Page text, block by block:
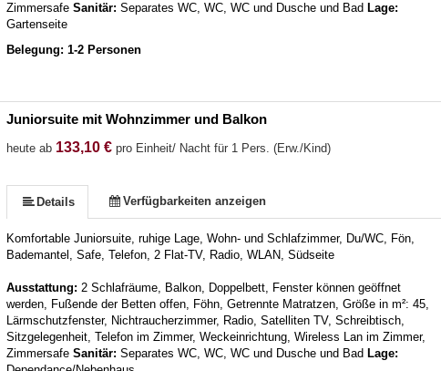
Zimmersafe Sanitär:Separates WC, WC, WC und Dusche und Bad Lage:
Gartenseite
Belegung: 1-2 Personen
Juniorsuite mit Wohnzimmer und Balkon
heute ab 133,10 € pro Einheit/ Nacht für 1 Pers. (Erw./Kind)
Details Verfügbarkeiten anzeigen
Komfortable Juniorsuite, ruhige Lage, Wohn- und Schlafzimmer, Du/WC, Fön,
Bademantel, Safe, Telefon, 2 Flat-TV, Radio, WLAN, Südseite
Ausstattung: 2 Schlafräume, Balkon, Doppelbett, Fenster können geöffnet
werden, Fußende der Betten offen, Föhn, Getrennte Matratzen, Größe in m²: 45,
Lärmschutzfenster, Nichtraucherzimmer, Radio, Satelliten TV, Schreibtisch,
Sitzgelegenheit, Telefon im Zimmer, Weckeinrichtung, Wireless Lan im Zimmer,
Zimmersafe Sanitär:Separates WC, WC, WC und Dusche und Bad Lage: